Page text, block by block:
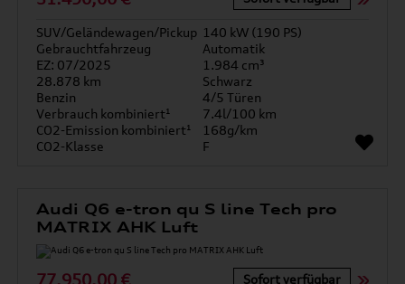
SUV/Geländewagen/Pickup 140 kW (190 PS)
Gebrauchtfahrzeug
Automatik
EZ: 07/2025
1.984 cm³
28.878 km
Schwarz
Benzin
4/5 Türen
Verbrauch kombiniert¹
7.4l/100 km
CO2-Emission kombiniert¹
168g/km
CO2-Klasse
F
Audi Q6 e-tron qu S line Tech pro
MATRIX AHK Luft
77.950,00 € Sofort verfügbar